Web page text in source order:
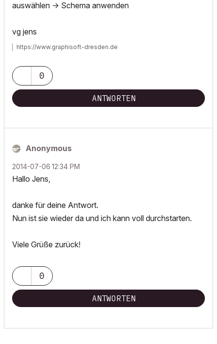
auswählen -> Schema anwenden
vg jens
https://www.graphisoft-dresden.de
0
ANTWORTEN
Anonymous
‎2014-07-06 12:34 PM
Hallo Jens,
danke für deine Antwort.
Nun ist sie wieder da und ich kann voll durchstarten.
Viele Grüße zurück!
0
ANTWORTEN